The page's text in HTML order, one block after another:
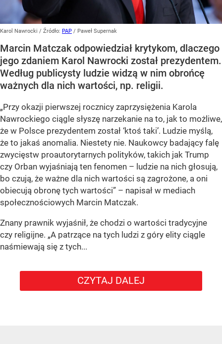
Karol Nawrocki / Źródło: PAP / Paweł Supernak
Marcin Matczak odpowiedział krytykom, dlaczego
jego zdaniem Karol Nawrocki został prezydentem.
Według publicysty ludzie widzą w nim obrońcę
ważnych dla nich wartości, np. religii.
„Przy okazji pierwszej rocznicy zaprzysiężenia Karola
Nawrockiego ciągle słyszę narzekanie na to, jak to możliwe,
że w Polsce prezydentem został ‘ktoś taki’. Ludzie myślą,
że to jakaś anomalia. Niestety nie. Naukowcy badający falę
zwycięstw proautorytarnych polityków, takich jak Trump
czy Orban wyjaśniają ten fenomen – ludzie na nich głosują,
bo czują, że ważne dla nich wartości są zagrożone, a oni
obiecują obronę tych wartości” – napisał w mediach
społecznościowych Marcin Matczak.
Znany prawnik wyjaśnił, że chodzi o wartości tradycyjne
czy religijne. „A patrzące na tych ludzi z góry elity ciągle
naśmiewają się z tych...
CZYTAJ DALEJ